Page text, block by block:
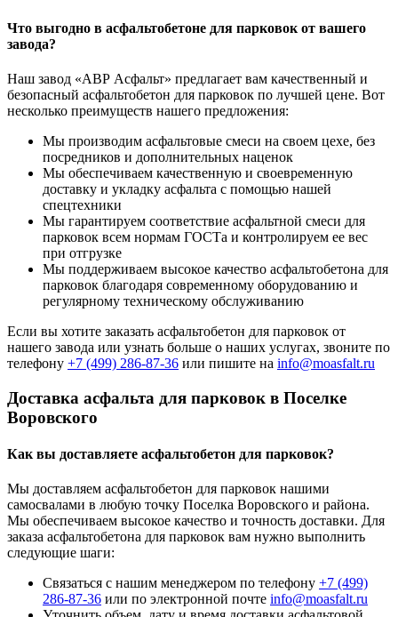
Что выгодно в асфальтобетоне для парковок от вашего
завода?
Наш завод «АВР Асфальт» предлагает вам качественный и
безопасный асфальтобетон для парковок по лучшей цене. Вот
несколько преимуществ нашего предложения:
Мы производим асфальтовые смеси на своем цехе, без
посредников и дополнительных наценок
Мы обеспечиваем качественную и своевременную
доставку и укладку асфальта с помощью нашей
спецтехники
Мы гарантируем соответствие асфальтной смеси для
парковок всем нормам ГОСТа и контролируем ее вес
при отгрузке
Мы поддерживаем высокое качество асфальтобетона для
парковок благодаря современному оборудованию и
регулярному техническому обслуживанию
Если вы хотите заказать асфальтобетон для парковок от
нашего завода или узнать больше о наших услугах, звоните по
телефону +7 (499) 286-87-36 или пишите на info@moasfalt.ru
Доставка асфальта для парковок в Поселке
Воровского
Как вы доставляете асфальтобетон для парковок?
Мы доставляем асфальтобетон для парковок нашими
самосвалами в любую точку Поселка Воровского и района.
Мы обеспечиваем высокое качество и точность доставки. Для
заказа асфальтобетона для парковок вам нужно выполнить
следующие шаги:
Связаться с нашим менеджером по телефону +7 (499)
286-87-36 или по электронной почте info@moasfalt.ru